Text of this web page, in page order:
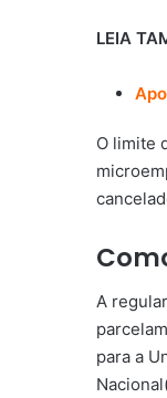
LEIA
O limite
A
para a